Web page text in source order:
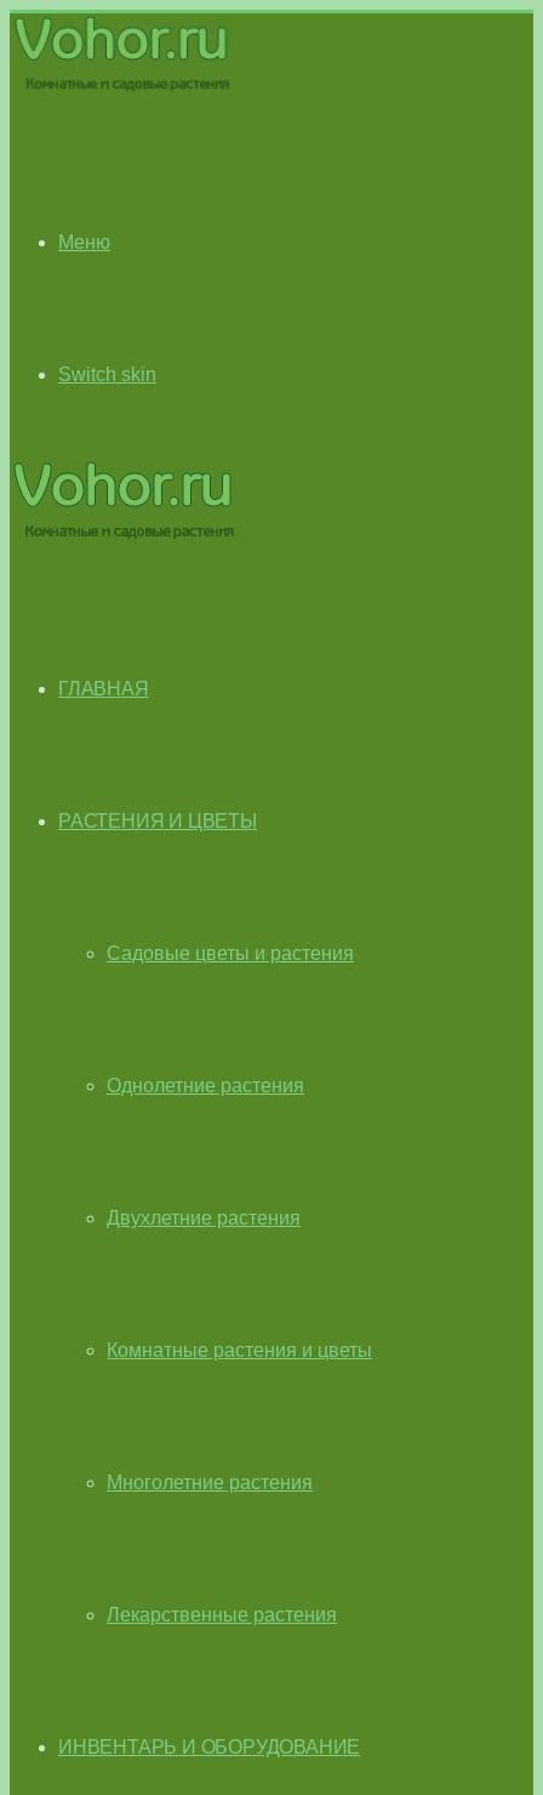
Меню
Switch skin
ГЛАВНАЯ
РАСТЕНИЯ И ЦВЕТЫ
Садовые цветы и растения
Однолетние растения
Двухлетние растения
Комнатные растения и цветы
Многолетние растения
Лекарственные растения
ИНВЕНТАРЬ И ОБОРУДОВАНИЕ